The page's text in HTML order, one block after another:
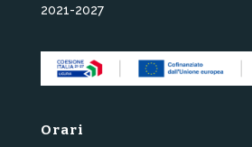
2021-2027
Orari